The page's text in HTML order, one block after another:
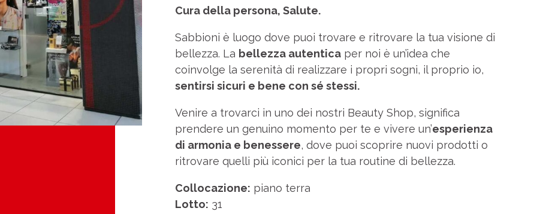
Cura della persona, Salute.
Sabbioni è luogo dove puoi trovare e ritrovare la tua visione di
bellezza. La bellezza autenticaper noi è un’idea che
coinvolge la serenità di realizzare i propri sogni, il proprio io,
sentirsi sicuri e bene con sé stessi.
Venire a trovarci in uno dei nostri Beauty Shop, significa
prendere un genuino momento per te e vivere un’esperienza
di armonia e benessere, dove puoi scoprire nuovi prodotti o
ritrovare quelli più iconici per la tua routine di bellezza.
Collocazione: piano terra
Lotto: 31